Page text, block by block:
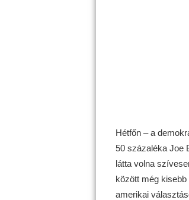
Hétfőn – a
50 százaléka Joe
látta volna
között még
amerikai